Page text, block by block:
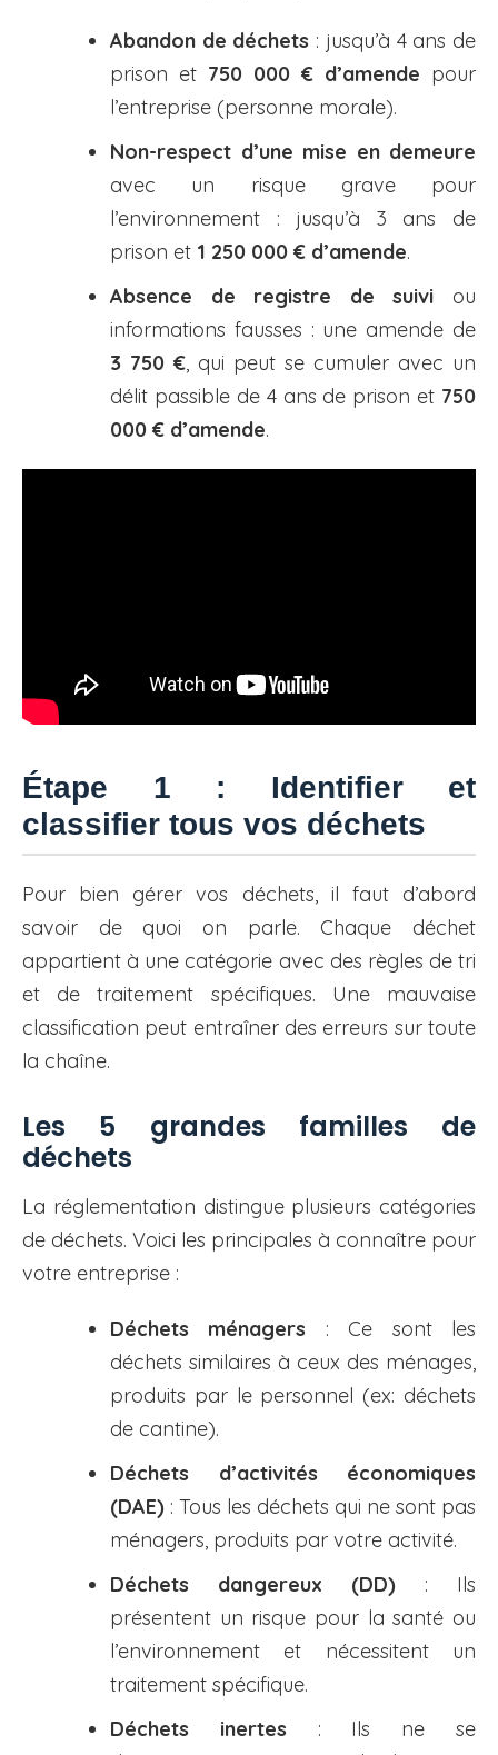
Abandon de déchets : jusqu’à 4 ans de
prison et 750 000 € d’amende pour
l’entreprise (personne morale).
Non-respect d’une mise en demeure
avec un risque grave pour
l’environnement : jusqu’à 3 ans de
prison et 1 250 000 € d’amende.
Absence de registre de suivi ou
informations fausses : une amende de
3 750 €, qui peut se cumuler avec un
délit passible de 4 ans de prison et 750
000 € d’amende.
Étape 1 : Identifier et
classifier tous vos déchets
Pour bien gérer vos déchets, il faut d’abord
savoir de quoi on parle. Chaque déchet
appartient à une catégorie avec des règles de tri
et de traitement spécifiques. Une mauvaise
classification peut entraîner des erreurs sur toute
la chaîne.
Les 5 grandes familles de
déchets
La réglementation distingue plusieurs catégories
de déchets. Voici les principales à connaître pour
votre entreprise :
Déchets ménagers : Ce sont les
déchets similaires à ceux des ménages,
produits par le personnel (ex: déchets
de cantine).
Déchets d’activités économiques
(DAE) : Tous les déchets qui ne sont pas
ménagers, produits par votre activité.
Déchets dangereux (DD) : Ils
présentent un risque pour la santé ou
l’environnement et nécessitent un
traitement spécifique.
Déchets inertes : Ils ne se